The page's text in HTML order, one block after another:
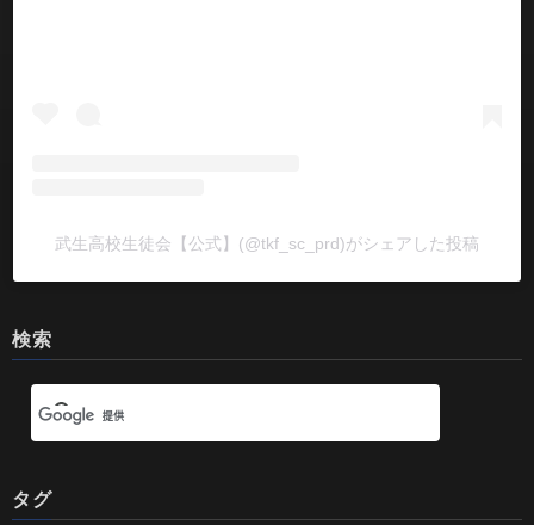
武生高校生徒会【公式】(@tkf_sc_prd)がシェアした投稿
検索
タグ